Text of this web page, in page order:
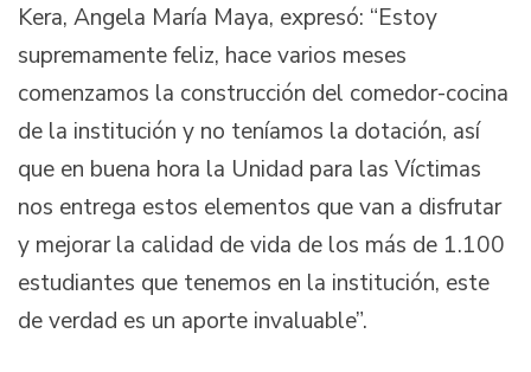
Kera, Angela María Maya, expresó: “Estoy
supremamente feliz, hace varios meses
comenzamos la construcción del comedor-cocina
de la institución y no teníamos la dotación, así
que en buena hora la Unidad para las Víctimas
nos entrega estos elementos que van a disfrutar
y mejorar la calidad de vida de los más de 1.100
estudiantes que tenemos en la institución, este
de verdad es un aporte invaluable”.